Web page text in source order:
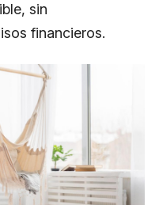
sin
financieros.